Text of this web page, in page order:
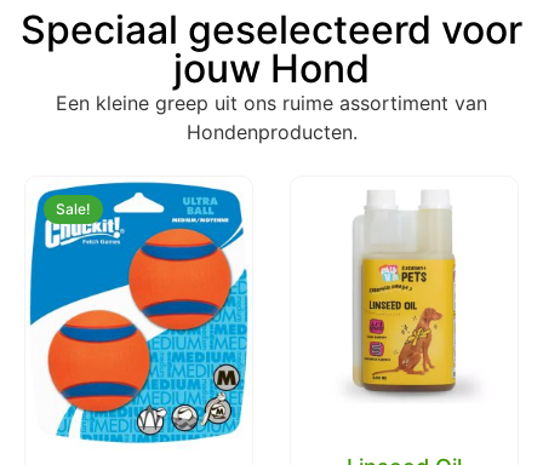
Speciaal geselecteerd voor
jouw Hond
Een kleine greep uit ons ruime assortiment van
Hondenproducten.
Sale!